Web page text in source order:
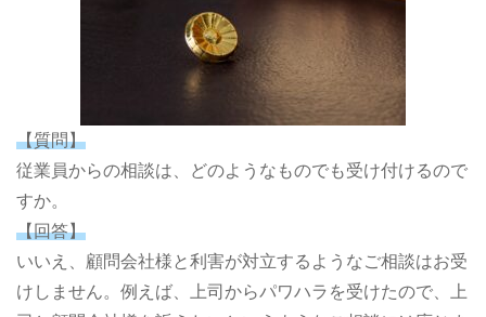
【質問】
従業員からの相談は、どのようなものでも受け付けるので
すか。
【回答】
いいえ、顧問会社様と利害が対立するようなご相談はお受
けしません。例えば、上司からパワハラを受けたので、上